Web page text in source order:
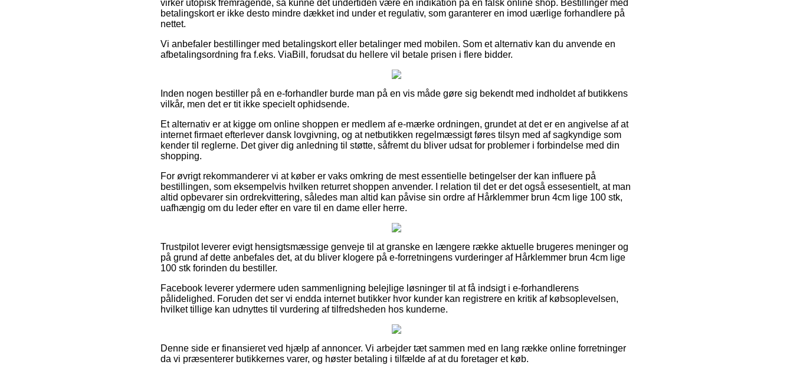
virker utopisk fremragende, så kunne det undertiden være en indikation på en falsk online shop. Bestillinger med
betalingskort er ikke desto mindre dækket ind under et regulativ, som garanterer en imod uærlige forhandlere på
nettet.
Vi anbefaler bestillinger med betalingskort eller betalinger med mobilen. Som et alternativ kan du anvende en
afbetalingsordning fra f.eks. ViaBill, forudsat du hellere vil betale prisen i flere bidder.
Inden nogen bestiller på en e-forhandler burde man på en vis måde gøre sig bekendt med indholdet af butikkens
vilkår, men det er tit ikke specielt ophidsende.
Et alternativ er at kigge om online shoppen er medlem af e-mærke ordningen, grundet at det er en angivelse af at
internet firmaet efterlever dansk lovgivning, og at netbutikken regelmæssigt føres tilsyn med af sagkyndige som
kender til reglerne. Det giver dig anledning til støtte, såfremt du bliver udsat for problemer i forbindelse med din
shopping.
For øvrigt rekommanderer vi at køber er vaks omkring de mest essentielle betingelser der kan influere på
bestillingen, som eksempelvis hvilken returret shoppen anvender. I relation til det er det også essesentielt, at man
altid opbevarer sin ordrekvittering, således man altid kan påvise sin ordre af Hårklemmer brun 4cm lige 100 stk,
uafhængig om du leder efter en vare til en dame eller herre.
Trustpilot leverer evigt hensigtsmæssige genveje til at granske en længere række aktuelle brugeres meninger og
på grund af dette anbefales det, at du bliver klogere på e-forretningens vurderinger af Hårklemmer brun 4cm lige
100 stk forinden du bestiller.
Facebook leverer ydermere uden sammenligning belejlige løsninger til at få indsigt i e-forhandlerens
pålidelighed. Foruden det ser vi endda internet butikker hvor kunder kan registrere en kritik af købsoplevelsen,
hvilket tillige kan udnyttes til vurdering af tilfredsheden hos kunderne.
Denne side er finansieret ved hjælp af annoncer. Vi arbejder tæt sammen med en lang række online forretninger
da vi præsenterer butikkernes varer, og høster betaling i tilfælde af at du foretager et køb.